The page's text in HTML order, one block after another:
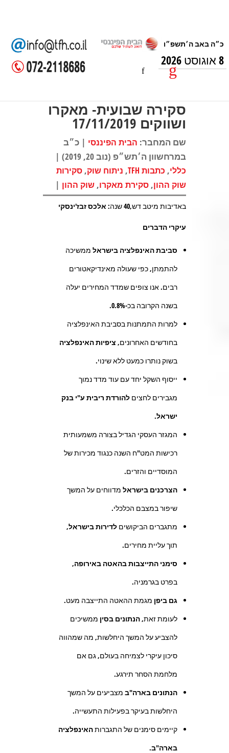
8 אוגוסט 2026
סקירה שבועית- מאקרו
ושווקים 17/11/2019
שם המחבר: הבית הפיננסי | כ״ב
במרחשוון ה׳תש״פ (נוב 20, 2019) |
כללי, כתבות TFH , ניתוח שוק, סקירות
שוק ההון, סקירת מאקרו, שוק ההון |
באדיבות מיטב דש,40 שנה: אלכס זבז'ינסקי
עיקרי הדברים
סביבת האינפלציה בישראל ממשיכה
להתמתן, כפי שעולה מאינדיקאטורים
רבים. אנו צופים שמדד המחירים יעלה
בשנה הקרובה בכ-0.8%.
למרות התמתנות בסביבת האינפלציה
בחודשים האחרונים, ציפיות האינפלציה
בשוק נותרו כמעט ללא שינוי.
ייסוף השקל יחד עם עוד מדד נמוך
מגבירים לחצים להורדת ריבית ע"י בנק
ישראל.
המגזר העסקי הגדיל בצורה משמעותית
רכישות המט"ח השנה כנגוד מכירות של
המוסדיים והזרים.
הצרכנים בישראל מדווחים על המשך
שיפור במצבם הכלכלי.
מתגברים הביקושים לדירות בישראל,
תוך עליית מחירים.
סימני התייצבות בהאטה באירופה,
בפרט בגרמניה.
גם ביפן מגמת ההאטה התייצבה מעט.
לעומת זאת, הנתונים בסין ממשיכים
להצביע על המשך היחלשות, מה שמהווה
סיכון עיקרי לצמיחה בעולם, גם אם
מלחמת הסחר תירגע.
הנתונים בארה"ב מצביעים על המשך
היחלשות בעיקר בפעילות התעשייה.
קיימים סימנים של התגברותהאינפלציה
בארה"ב.